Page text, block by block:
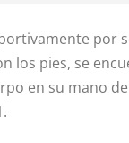
por
los pies, se
en su mano